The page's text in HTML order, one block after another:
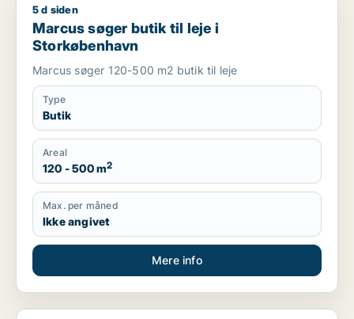
Marcus søger butik til leje i Storkøbenhavn
5 d siden
Marcus søger butik til leje i
Storkøbenhavn
Marcus søger 120-500 m2 butik til leje
Type
Butik
Areal
120 - 500 m2
Max. per måned
Ikke angivet
Mere info